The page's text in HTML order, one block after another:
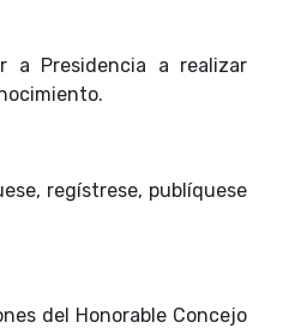
a Presidencia a realizar
regístrese, publíquese
del Honorable Concejo